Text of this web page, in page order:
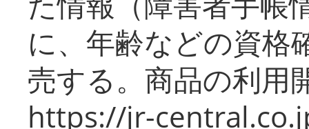
に、年齢などの資格
売する。商品の利用
https://jr-